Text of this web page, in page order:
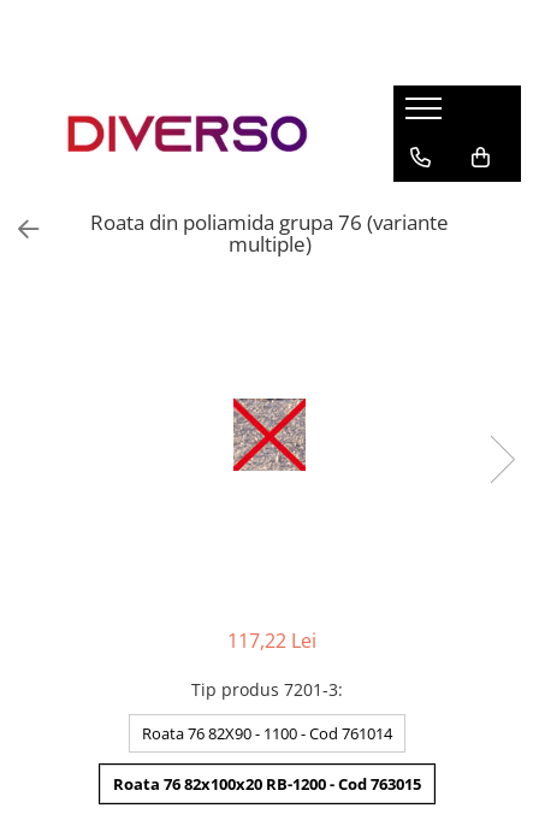
ASA
Roata din poliamida grupa 76 (variante
multiple)
117,22 Lei
Tip produs 7201-3:
Roata 76 82X90 - 1100 - Cod 761014
Roata 76 82x100x20 RB-1200 - Cod 763015